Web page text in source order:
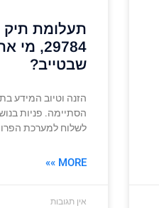
תעלומת
29784,
שבטייב?
הזנה וטיוב המידע
הסתיימה. פניות
לשלוח למערכת
MORE »»
אין תגובות